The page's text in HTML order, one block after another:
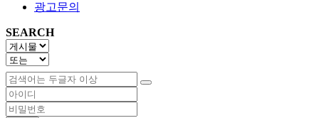
광고문의
SEARCH